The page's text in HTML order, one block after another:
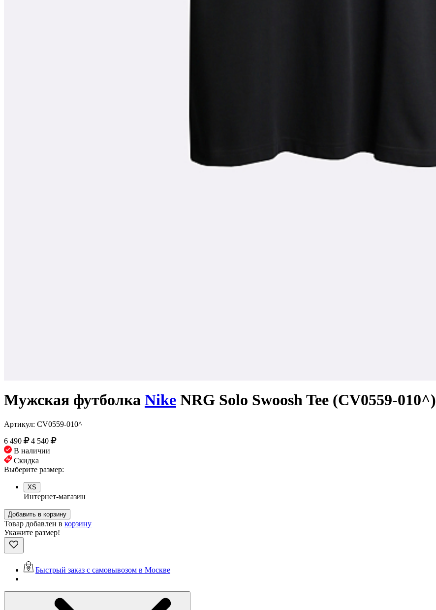
Мужская футболка Nike NRG Solo Swoosh Tee (CV0559-010^)
Артикул: CV0559-010^
6 490
4 540
В наличии
Скидка
Выберите размер:
XS
Интернет-магазин
Добавить в корзину
Товар добавлен в корзину
Укажите размер!
Быстрый заказ с самовывозом в Москве